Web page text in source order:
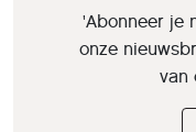
'Abonneer je
onze
van